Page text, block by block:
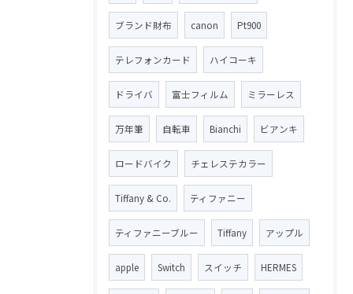
ブランド財布 canon Pt900
テレフォンカード ハイコーキ
ドライバ 富士フィルム ミラーレス
万年筆 自転車 Bianchi ビアンキ
ロードバイク チェレステカラー
Tiffany & Co. ティファニー
ティファニーブルー Tiffany アップル
apple Switch スイッチ HERMES